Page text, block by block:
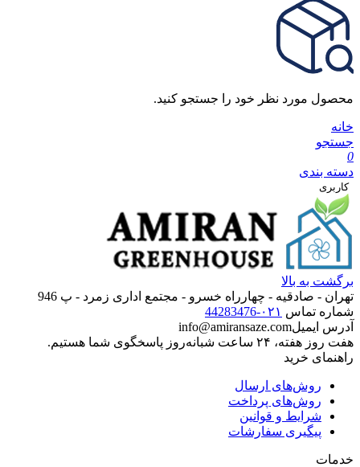
محصول مورد نظر خود را جستجو کنید.
خانه
جستجو
0
دسته بندی
کاربری
برگشت به بالا
تهران‌‌ -‌ صادقیه - چهارراه خسرو - مجتمع اداری زمرد - پ 946
شماره تماس ۰۲۱-44283476
آدرس ایمیلinfo@amiransaze.com
هفت روز هفته، ۲۴ ساعت شبانه‌روز پاسخگوی شما هستیم.
راهنمای خرید
روش‌های ارسال
روش‌های پرداخت
شرایط و قوانین
پیگیری سفارشات
خدمات